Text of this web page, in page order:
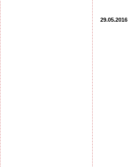
29.05.2016